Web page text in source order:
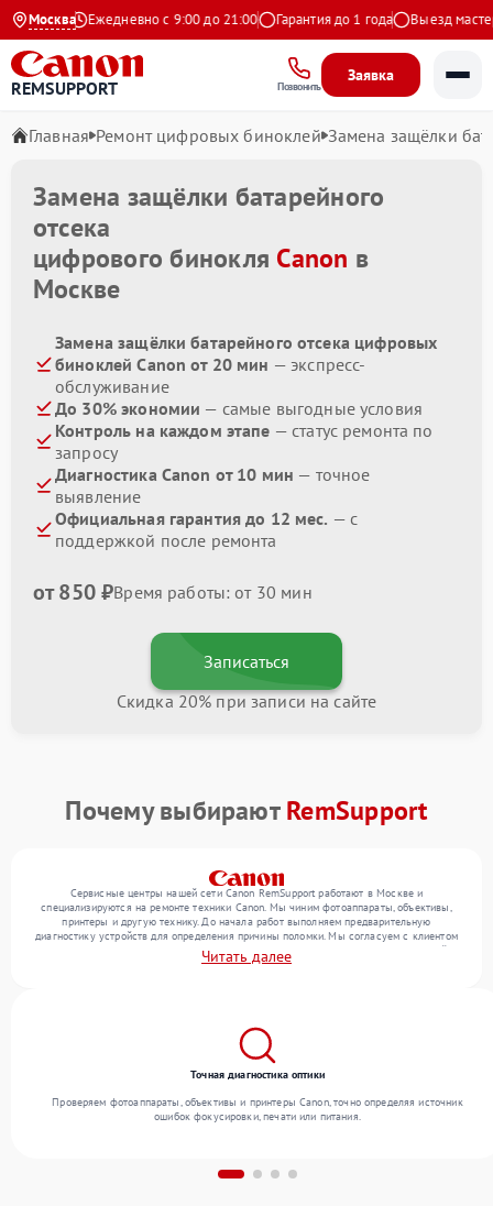
Москва
Яндекс Ежедневно с 9:00 до 21:00 Гарантия до 1 года Выезд мастера
REMSUPPORT Позвонить
Заявка
Главная Ремонт цифровых биноклей Замена защёлки
Замена защёлки батарейного
отсека
цифрового бинокля Canon в
Москве
Замена защёлки батарейного отсека цифровых
биноклей Canon от 20 мин — экспресс-
обслуживание
До 30% экономии — самые выгодные условия
Контроль на каждом этапе — статус ремонта по
запросу
Диагностика Canon от 10 мин — точное
выявление
Официальная гарантия до 12 мес. — с
поддержкой после ремонта
от 850 ₽Время работы: от 30 мин
Записаться
Скидка 20% при записи на сайте
Почему выбираютRemSupport
Сервисные центры нашей сети Canon RemSupport работают в Москве и
специализируются на ремонте техники Canon. Мы чиним фотоаппараты, объективы,
принтеры и другую технику. До начала работ выполняем предварительную
диагностику устройств для определения причины поломки. Мы согласуем с клиентом
перечень необходимых работ и их стоимость, затем выполняем ремонт с заменой
деталей по необходимости. В конце подтверждаем качество оказанных услуг
Читать далее
Точная диагностика оптики
Проверяем фотоаппараты, объективы и принтеры Canon, точно определяя источник
ошибок фокусировки, печати или питания.